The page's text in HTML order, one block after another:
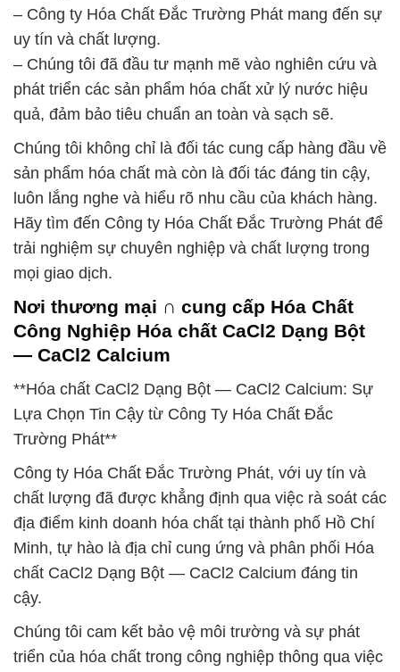
– Công ty Hóa Chất Đắc Trường Phát mang đến sự
uy tín và chất lượng.
– Chúng tôi đã đầu tư mạnh mẽ vào nghiên cứu và
phát triển các sản phẩm hóa chất xử lý nước hiệu
quả, đảm bảo tiêu chuẩn an toàn và sạch sẽ.
Chúng tôi không chỉ là đối tác cung cấp hàng đầu về
sản phẩm hóa chất mà còn là đối tác đáng tin cậy,
luôn lắng nghe và hiểu rõ nhu cầu của khách hàng.
Hãy tìm đến Công ty Hóa Chất Đắc Trường Phát để
trải nghiệm sự chuyên nghiệp và chất lượng trong
mọi giao dịch.
Nơi thương mại ∩ cung cấp Hóa Chất
Công Nghiệp Hóa chất CaCl2 Dạng Bột
— CaCl2 Calcium
**Hóa chất CaCl2 Dạng Bột — CaCl2 Calcium: Sự
Lựa Chọn Tin Cậy từ Công Ty Hóa Chất Đắc
Trường Phát**
Công ty Hóa Chất Đắc Trường Phát, với uy tín và
chất lượng đã được khẳng định qua việc rà soát các
địa điểm kinh doanh hóa chất tại thành phố Hồ Chí
Minh, tự hào là địa chỉ cung ứng và phân phối Hóa
chất CaCl2 Dạng Bột — CaCl2 Calcium đáng tin
cậy.
Chúng tôi cam kết bảo vệ môi trường và sự phát
triển của hóa chất trong công nghiệp thông qua việc